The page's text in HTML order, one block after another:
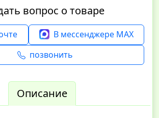
вопрос о товаре
В мессенджере MAX
позвонить
Описание